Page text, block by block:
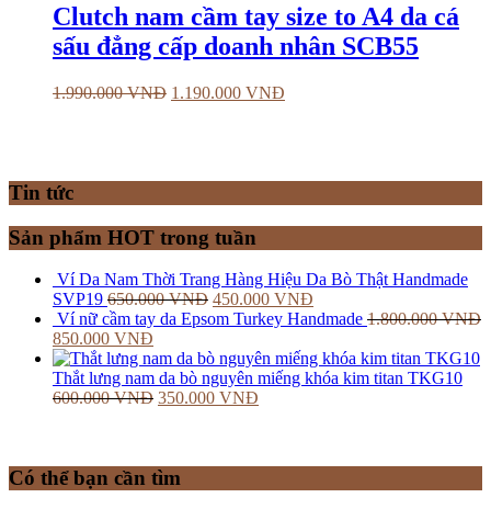
Clutch nam cầm tay size to A4 da cá
sấu đẳng cấp doanh nhân SCB55
1.990.000VNĐ 1.190.000 VNĐ
Tin tức
Sản phẩm HOT trong tuần
Ví Da Nam Thời Trang Hàng Hiệu Da Bò Thật Handmade
SVP19 650.000VNĐ 450.000 VNĐ
Ví nữ cầm tay da Epsom Turkey Handmade 1.800.000VNĐ
850.000 VNĐ
Thắt lưng nam da bò nguyên miếng khóa kim titan TKG10
600.000VNĐ 350.000 VNĐ
Có thể bạn cần tìm